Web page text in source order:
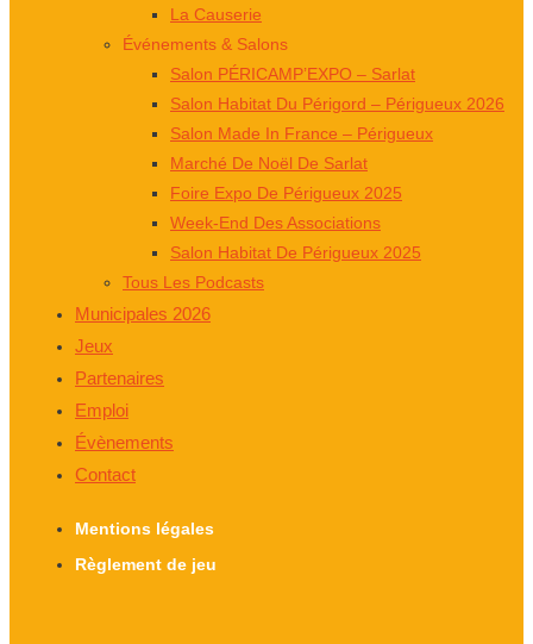
La Causerie
Événements & Salons
Salon PÉRICAMP’EXPO – Sarlat
Salon Habitat Du Périgord – Périgueux 2026
Salon Made In France – Périgueux
Marché De Noël De Sarlat
Foire Expo De Périgueux 2025
Week-End Des Associations
Salon Habitat De Périgueux 2025
Tous Les Podcasts
Municipales 2026
Jeux
Partenaires
Emploi
Évènements
Contact
Mentions légales
Règlement de jeu